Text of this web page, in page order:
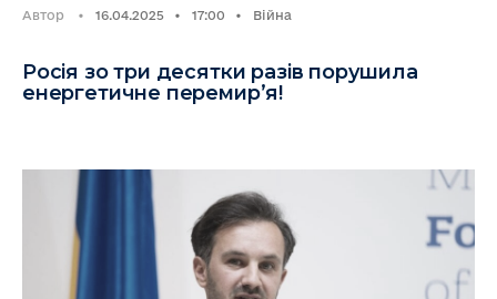
Автор • 16.04.2025 • 17:00 • Війна
Росія зо три десятки разів порушила
енергетичне перемир’я!